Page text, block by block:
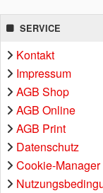
SERVICE
Kontakt
Impressum
AGB Shop
AGB Online
AGB Print
Datenschutz
Cookie-Manager